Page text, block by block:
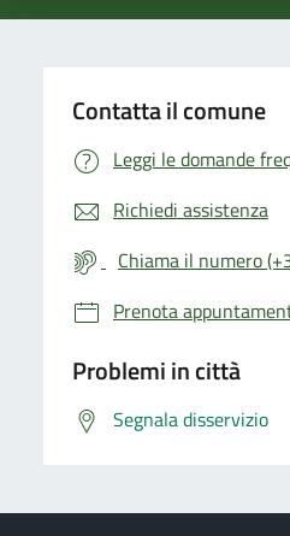
Contatta il comune
Leggi le domande
Richiedi assistenza
Chiama il numero
Prenota
Problemi in città
Segnala disservizio